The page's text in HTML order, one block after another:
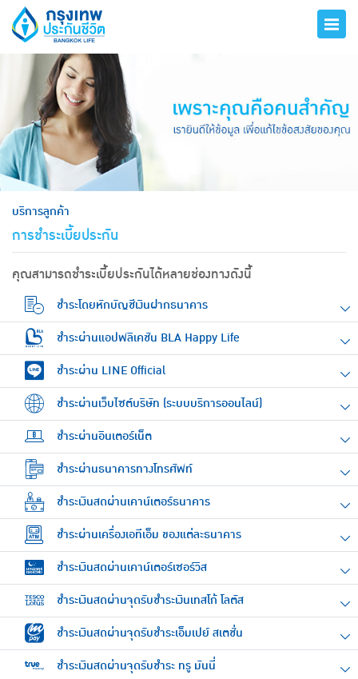
บริการลูกค้า
การชำระเบี้ยประกัน
คุณสามารถชำระเบี้ยประกันได้หลายช่องทางดังนี้
ชำระโดยหักบัญชีเงินฝากธนาคาร
ชำระผ่านแอปพลิเคชัน BLA Happy Life
ชำระผ่าน LINE Official
ชำระผ่านเว็บไซต์บริษัท (ระบบบริการออนไลน์)
ชำระผ่านอินเตอร์เน็ต
ชำระผ่านธนาคารทางโทรศัพท์
ชำระเงินสดผ่านเคาน์เตอร์ธนาคาร
ชำระผ่านเครื่องเอทีเอ็ม ของแต่ละธนาคาร
ชำระเงินสดผ่านเคาน์เตอร์เซอร์วิส
ชำระเงินสดผ่านจุดรับชำระเงินเทสโก้ โลตัส
ชำระเงินสดผ่านจุดรับชำระเอ็มเปย์ สเตชั่น
ชำระเงินสดผ่านจุดรับชำระ ทรู มันนี่